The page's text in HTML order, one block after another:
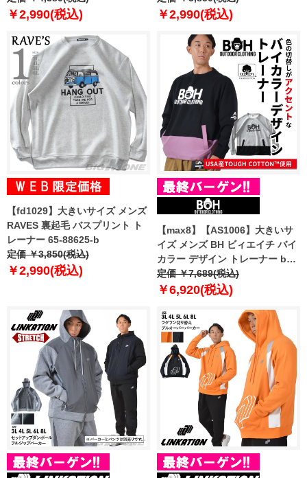
￥2,990(税込) ￥2,990(税込)
【fd1029】大きいサイズ メンズ
RAVES 裏起毛 バスプリント ト
レーナー 65-88625-b
定価 ￥3,850(税込)
￥2,990(税込)
【max8】【AS1006】大きいサ
イズ メンズ BH ビィエイチ バイ
カラー デザイン トレーナー bh-
sw230402
定価 ￥7,689(税込)
￥6,920(税込)